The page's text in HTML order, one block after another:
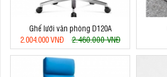
Ghế lưới văn phòng D120A
2.004.000 VNĐ
2.460.000 VNĐ